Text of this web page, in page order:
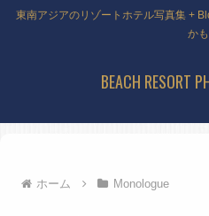
東南アジアのリゾートホテル写真集 +
かも
BEACH RESORT
ホーム Monologue